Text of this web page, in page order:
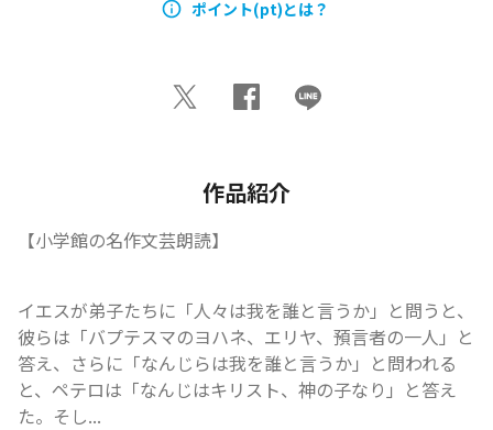
ポイント(pt)とは？
作品紹介
【小学館の名作文芸朗読】
イエスが弟子たちに「人々は我を誰と言うか」と問うと、
彼らは「バプテスマのヨハネ、エリヤ、預言者の一人」と
答え、さらに「なんじらは我を誰と言うか」と問われる
と、ペテロは「なんじはキリスト、神の子なり」と答え
た。そし...